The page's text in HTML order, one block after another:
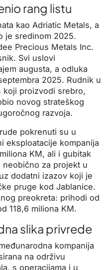
rang listu
kao Adriatic Metals, a
je sredinom 2025.
Precious Metals Inc.
Svi uslovi
augusta, a odluka
2025. Rudnik u
koji proizvodi srebro,
novog strateškog
razvoja.
pokrenuti su u
eksploatacije kompanija
KM, ali i gubitak
za projekt u
dodatni izazov koji je
pruge kod Jablanice.
preokreta: prihodi od
118,6 miliona KM.
slika privrede
kompanija
na održivu
s operacijama i u